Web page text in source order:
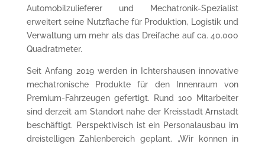
Automobilzulieferer und Mechatronik-Spezialist
erweitert seine Nutzflache für Produktion, Logistik und
Verwaltung um mehr als das Dreifache auf ca. 40.000
Quadratmeter.
Seit Anfang 2019 werden in Ichtershausen innovative
mechatronische Produkte für den Innenraum von
Premium-Fahrzeugen gefertigt. Rund 100 Mitarbeiter
sind derzeit am Standort nahe der Kreisstadt Arnstadt
beschäftigt. Perspektivisch ist ein Personalausbau im
dreistelligen Zahlenbereich geplant. „Wir können in